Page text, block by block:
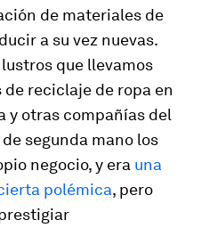
de materiales de
a su vez nuevas.
que llevamos
reciclaje de ropa en
y otras compañías del
segunda mano los
negocio, y era una
polémica, pero